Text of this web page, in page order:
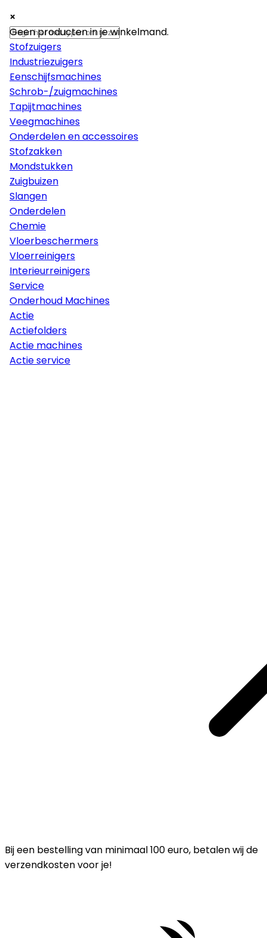
Bij een bestelling van minimaal 100 euro, betalen wij de
verzendkosten voor je!
×
Machines
Stofzuigers
Industriezuigers
Eenschijfsmachines
Schrob-/zuigmachines
Tapijtmachines
Veegmachines
Onderdelen en accessoires
Stofzakken
Mondstukken
Zuigbuizen
Slangen
Onderdelen
Chemie
Vloerbeschermers
Vloerreinigers
Interieurreinigers
Service
Onderhoud Machines
Actie
Actiefolders
Actie machines
Actie service
×
×
Geen producten in je winkelmand.